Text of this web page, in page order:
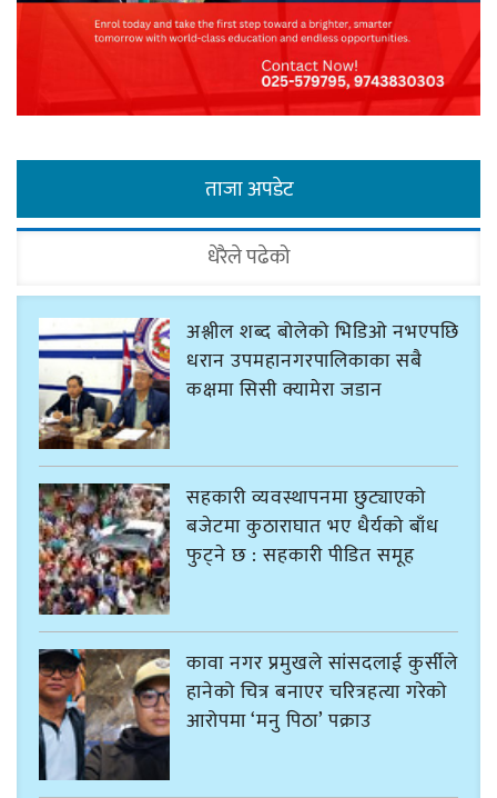
ताजा अपडेट
धेरैले पढेको
अश्लील शब्द बोलेको भिडिओ नभएपछि
धरान उपमहानगरपालिकाका सबै
कक्षमा सिसी क्यामेरा जडान
सहकारी व्यवस्थापनमा छुट्याएको
बजेटमा कुठाराघात भए धैर्यको बाँध
फुट्ने छ : सहकारी पीडित समूह
कावा नगर प्रमुखले सांसदलाई कुर्सीले
हानेको चित्र बनाएर चरित्रहत्या गरेको
आरोपमा ‘मनु पिठा’ पक्राउ